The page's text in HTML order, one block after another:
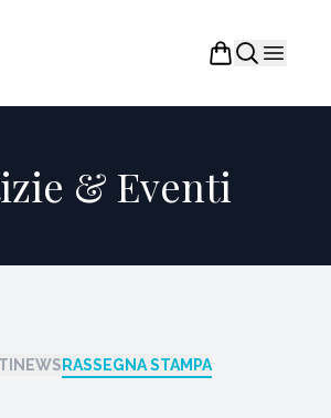
& Eventi
NEWS RASSEGNA STAMPA